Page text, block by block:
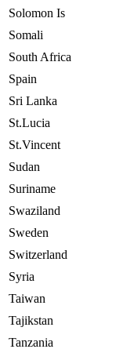
Solomon Is
Somali
South Africa
Spain
Sri Lanka
St.Lucia
St.Vincent
Sudan
Suriname
Swaziland
Sweden
Switzerland
Syria
Taiwan
Tajikstan
Tanzania